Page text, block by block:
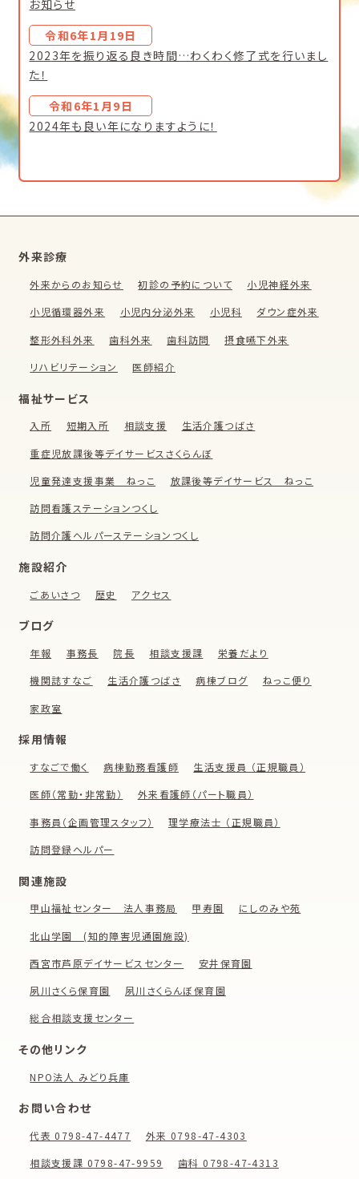
お知らせ
令和6年1月19日
2023年を振り返る良き時間…わくわく修了式を行いまし
た！
令和6年1月9日
2024年も良い年になりますように！
外来診療
外来からのお知らせ 初診の予約について 小児神経外来
小児循環器外来 小児内分泌外来 小児科 ダウン症外来
整形外科外来 歯科外来 歯科訪問 摂食嚥下外来
リハビリテーション 医師紹介
福祉サービス
入所 短期入所 相談支援 生活介護つばさ
重症児放課後等デイサービスさくらんぼ
児童発達支援事業 ねっこ 放課後等デイサービス ねっこ
訪問看護ステーションつくし
訪問介護ヘルパーステーションつくし
施設紹介
ごあいさつ 歴史 アクセス
ブログ
年報 事務長 院長 相談支援課 栄養だより
機関誌すなご 生活介護つばさ 病棟ブログ ねっこ便り
家政室
採用情報
すなごで働く 病棟勤務看護師 生活支援員 （正規職員）
医師（常勤・非常勤） 外来看護師（パート職員）
事務員（企画管理スタッフ） 理学療法士 （正規職員）
訪問登録ヘルパー
関連施設
甲山福祉センター 法人事務局 甲寿園 にしのみや苑
北山学園 (知的障害児通園施設)
西宮市芦原デイサービスセンター 安井保育園
夙川さくら保育園 夙川さくらんぼ保育園
総合相談支援センター
その他リンク
NPO法人 みどり兵庫
お問い合わせ
代表 0798-47-4477 外来 0798-47-4303
相談支援課 0798-47-9959 歯科 0798-47-4313